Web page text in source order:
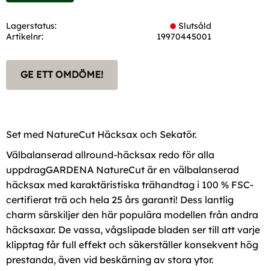
Lagerstatus
Slutsåld
Artikelnr
19970445001
GE ETT OMDÖME!
Set med NatureCut Häcksax och Sekatör.
Välbalanserad allround-häcksax redo för alla
uppdragGARDENA NatureCut är en välbalanserad
häcksax med karaktäristiska trähandtag i 100 % FSC-
certifierat trä och hela 25 års garanti! Dess lantlig
charm särskiljer den här populära modellen från andra
häcksaxar. De vassa, vågslipade bladen ser till att varje
klipptag får full effekt och säkerställer konsekvent hög
prestanda, även vid beskärning av stora ytor.